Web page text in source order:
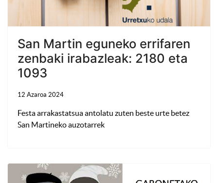
San Martin eguneko errifaren
zenbaki irabazleak: 2180 eta
1093
12 Azaroa 2024
Festa arrakastatsua antolatu zuten beste urte betez
San Martineko auzotarrek